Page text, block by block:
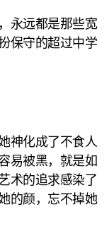
永远都是那些宽
保守的超过中学
神化成了不食人
易被黑，就是如
术的追求感染了
的颜，忘不掉她